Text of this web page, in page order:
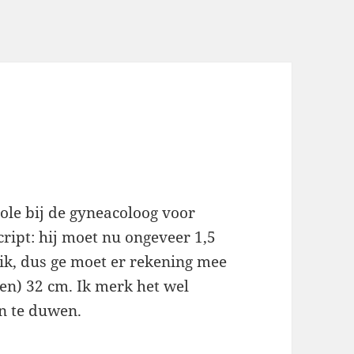
bij de gyneacoloog voor
hij moet nu ongeveer 1,5
dus ge moet er rekening mee
32 cm. Ik merk het wel
te duwen.